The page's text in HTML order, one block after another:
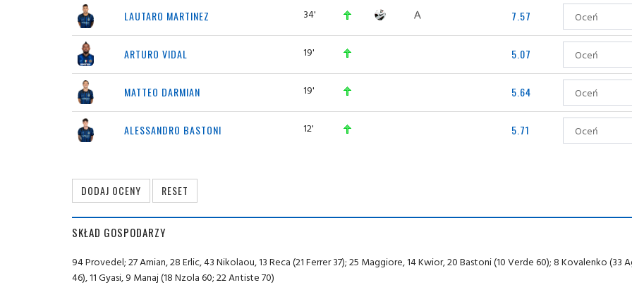
LAUTARO MARTINEZ 34' 7.57
ARTURO VIDAL 19' 5.07
MATTEO DARMIAN 19' 5.64
ALESSANDRO BASTONI 12' 5.71
SKŁAD GOSPODARZY
94 Provedel; 27 Amian, 28 Erlic, 43 Nikolaou, 13 Reca (21 Ferrer 37); 25 Maggiore, 14 Kwior, 20 Bastoni (10 Verde 60); 8 Kovalenko (33
46), 11 Gyasi, 9 Manaj (18 Nzola 60; 22 Antiste 70)